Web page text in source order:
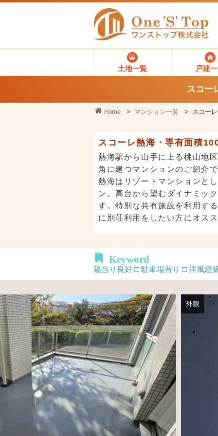
土地一覧 戸建
スコー
Home マンション一覧 スコー
スコーレ熱海・専有面積
熱海駅から山手に上る桃山地
角に建つマンションのご紹介
熱海はリゾートマンションと
ン。高台から望むダイナミッ
す。特別な共有施設を利用す
に別荘利用をしたい方にオス
Keyword
陽当り良好 □ 駐車場有り □ 洋風建
外観